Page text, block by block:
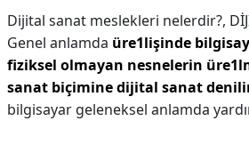
Dijital sanat meslekleri nelerdir?,
Genel anlamda üre1lişinde
fiziksel olmayan nesnelerin
sanat biçimine dijital sanat
bilgisayar geleneksel anlamda